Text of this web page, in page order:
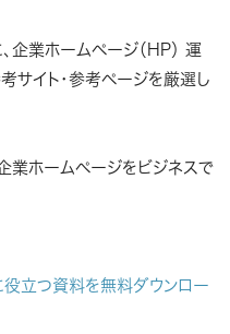
企業ホームページ（HP） 運
サイト・参考ページを厳選し
業ホームページをビジネスで
立つ資料を無料ダウンロー